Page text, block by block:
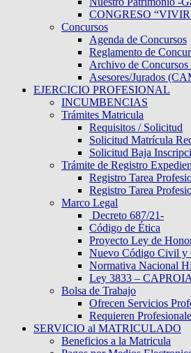
CONGRESO “VIVIR
Concursos
Agenda de Concursos
Reglamento de
Archivo de Concursos
Asesores/Jurados
EJERCICIO PROFESIONAL
INCUMBENCIAS
Trámites Matricula
Requisitos / Solicitud
Solicitud Matrícula
Solicitud Baja
Trámite de Registro
Registro Tarea
Registro Tarea
Marco Legal
Decreto 687/21-
Código de Ética
Proyecto Ley de
Nuevo Código Civil y
Normativa Nacional
Ley 3833 – CAPROIA
Bolsa de Trabajo
Ofrecen Servicios
Requieren
SERVICIO al MATRICULADO
Beneficios a la Matricula